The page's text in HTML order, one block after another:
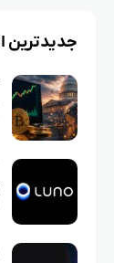
جدیدترین